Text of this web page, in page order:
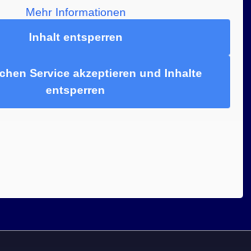
Mehr Informationen
Inhalt entsperren
Service akzeptieren und Inhalte
entsperren